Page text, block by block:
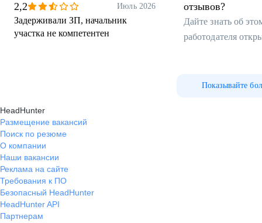
2,2
Июль 2026
Задерживали ЗП, начальник
участка не компетентен
отзывов?
Дайте знать об
работодателя
Показывайте
HeadHunter
Размещение вакансий
Поиск по резюме
О компании
Наши вакансии
Реклама на сайте
Требования к ПО
Безопасный HeadHunter
HeadHunter API
Партнерам